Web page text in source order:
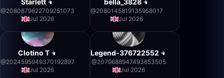
Starlett
@2080879822709251073
Jul 2026
bella_3828
@2080145819135958017
Jul 2026
Clotino T
@2024595949370192897
Jul 2026
Legend-376722552
@2079688947493653505
Jul 2026